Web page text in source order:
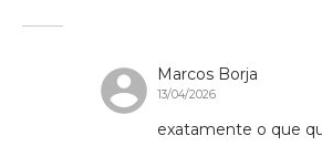
Marcos Borja
13/04/2026
exatamente o que